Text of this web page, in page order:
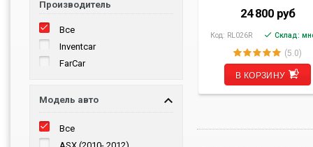
Производитель
Все
Inventcar
FarCar
Mitsubishi
Changan
Honda
Модель авто
Все
Aircross на Android
(RL026R)
24 800 руб
Код: RL026R Склад:
(5.0)
В КОРЗИНУ